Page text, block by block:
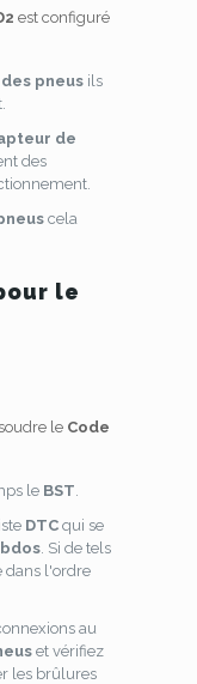
est configuré
pneusils
de
des
cela
le
le Code
le BST.
DTCqui se
. Si de tels
dans l'ordre
au
et vérifiez
les brûlures